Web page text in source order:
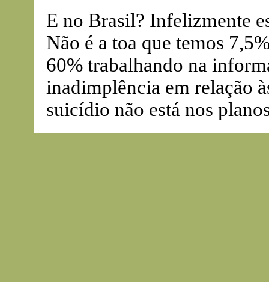
E no Brasil? Infelizmente
Não é a toa que temos
60% trabalhando na
inadimplência em relação
suicídio não está nos